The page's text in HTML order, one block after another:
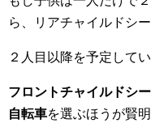
ら、リアチャイルドシ
２人目以降を予定して
フロントチャイルドシ
自転車を選ぶほうが賢明